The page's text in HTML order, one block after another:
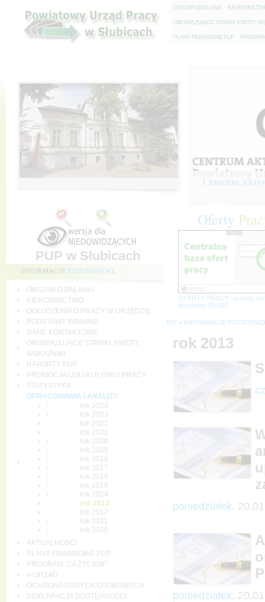
OBSZAR DZIAŁANIA K
OBOWIĄZUJĄCE STAWKI, KWOTY,
PLANY FINANSOWE PUP P
Centrum
PUP w Słubicach
INFORMACJE PODSTAWOWE
OBSZAR DZIAŁANIA
KIEROWNICTWO
OGŁOSZENIA O PRACY W URZĘDZIE
PODSTAWY PRAWNE
DANE KONTAKTOWE
OBOWIĄZUJĄCE STAWKI, KWOTY,
WSKAŹNIKI
RAPORTY PUP
PROMOCJA USŁUG RYNKU PRACY
STATYSTYKA
OPRACOWANIA I ANALIZY
rok 2024
rok 2023
rok 2022
rok 2021
rok 2020
rok 2019
rok 2018
rok 2017
rok 2016
rok 2015
rok 2014
rok 2013
rok 2012
rok 2011
rok 2010
AKTUALNOŚCI
PLANY FINANSOWE PUP
PROGRAM "ZA ŻYCIEM"
e-URZĄD
OCHRONA DANYCH OSOBOWYCH
DEKLARACJA DOSTĘPNOŚCI
Oferty
OFERTY PRACY -proszę
pocztowy 69-100
BIP » INFORMACJE
rok 2013
poniedziałek,
poniedziałek,